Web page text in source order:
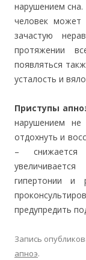
нарушением сна.
человек может
зачастую
протяжении
появляться
усталость и
Приступы
нарушением не
отдохнуть и
– снижается
гипертонии и
предупредить
Запись
апноэ.